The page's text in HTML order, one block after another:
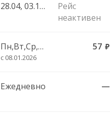
28.04, 03.11, 29.12, 02.05, 09.05, 13.06
Рейс
неактивен
Пн,Вт,Ср,Чт,Сб
с 08.01.2026
57 руб.
Ежедневно —